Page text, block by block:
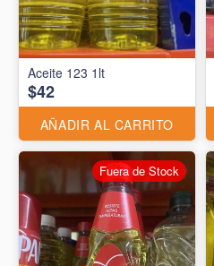
Aceite 123 1lt
$42
AÑADIR AL CARRITO
Fuera de Stock